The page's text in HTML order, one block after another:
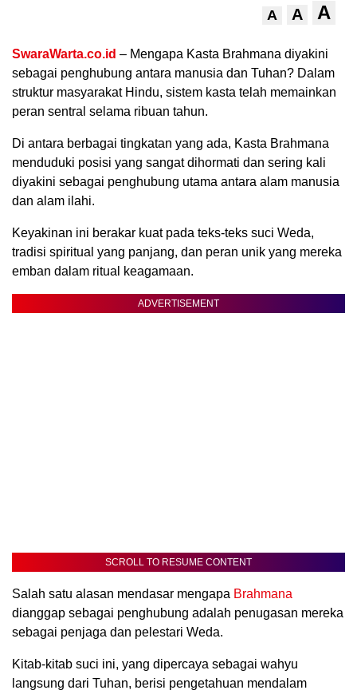
A A A
SwaraWarta.co.id – Mengapa Kasta Brahmana diyakini
sebagai penghubung antara manusia dan Tuhan? Dalam
struktur masyarakat Hindu, sistem kasta telah memainkan
peran sentral selama ribuan tahun.
Di antara berbagai tingkatan yang ada, Kasta Brahmana
menduduki posisi yang sangat dihormati dan sering kali
diyakini sebagai penghubung utama antara alam manusia
dan alam ilahi.
Keyakinan ini berakar kuat pada teks-teks suci Weda,
tradisi spiritual yang panjang, dan peran unik yang mereka
emban dalam ritual keagamaan.
ADVERTISEMENT
SCROLL TO RESUME CONTENT
Salah satu alasan mendasar mengapa Brahmana
dianggap sebagai penghubung adalah penugasan mereka
sebagai penjaga dan pelestari Weda.
Kitab-kitab suci ini, yang dipercaya sebagai wahyu
langsung dari Tuhan, berisi pengetahuan mendalam